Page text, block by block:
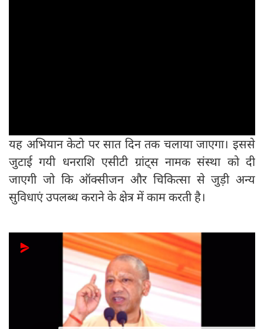
यह अभियान केटो पर सात दिन तक चलाया जाएगा। इससे
जुटाई गयी धनराशि एसीटी ग्रांट्स नामक संस्था को दी
जाएगी जो कि ऑक्सीजन और चिकित्सा से जुड़ी अन्य
सुविधाएं उपलब्ध कराने के क्षेत्र में काम करती है।